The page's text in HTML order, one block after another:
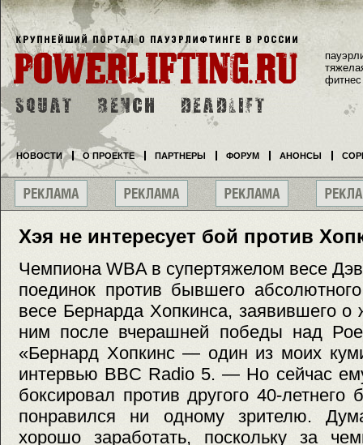
Хэя не интересует бой против
Чемпиона WBA в супертяжелом весе
поединок против бывшего
весе Бернарда Хопкинса, заявившего о
ним после вчерашней победы над
«Бернард Хопкинс — один из моих
интервью BBC Radio 5. — Но сейчас
боксировал против другого 40-летнего
понравился ни одному зрителю.
хорошо заработать, поскольку за
фитнес
НОВОСТИ О ПРОЕКТЕ ПАРТНЕРЫ ФОРУМ АНОНСЫ